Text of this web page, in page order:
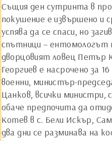
Същия ден сутринта в
покушение е извършено и
успява да се спаси, но
спътници – ентомологът
дворцовият ловец Петър
Георгиев е насрочено за
военни, министър-
Цанков, всички министри,
обаче предпочита да
Котев в с. Бели Искър,
два дни се разминава на